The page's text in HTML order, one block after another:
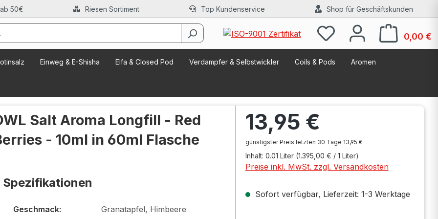
50€ Riesen Sortiment Top Kundenservice Shop für Geschäftskunden
0,00 €
Einweg & E-Shisha Elfa & Closed Pod Verdampfer & Selbstwickler Coils & Pods Aromen
Salt Aroma Longfill - Red
- 10ml in 60ml Flasche
Spezifikationen
Geschmack:
Granatapfel, Himbeere
13,95 €
günstigster Preis letzten 30 Tage 13,95 €
Inhalt: 0.01 Liter (1.395,00 € / 1 Liter)
Preise inkl. MwSt. zzgl. Versandkosten
Sofort verfügbar, Lieferzeit: 1-3 Werktage